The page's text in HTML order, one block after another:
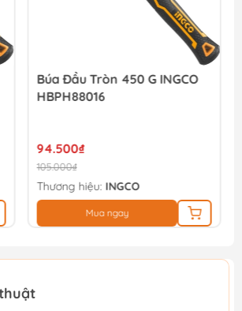
Búa Đầu Tròn 450 G INGCO
HBPH88016
94.500₫
105.000₫
Thương hiệu: INGCO
Mua ngay